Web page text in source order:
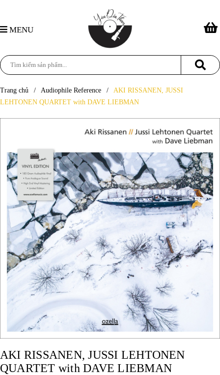
MENU
Trang chủ / Audiophile Reference /
AKI RISSANEN, JUSSI
LEHTONEN QUARTET with DAVE LIEBMAN
AKI RISSANEN, JUSSI LEHTONEN
QUARTET with DAVE LIEBMAN